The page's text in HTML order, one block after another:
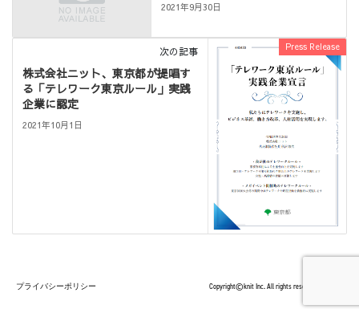
2021年9月30日
Press Release
次の記事
株式会社ニット、東京都が提唱す
る「テレワーク東京ルール」実践
企業に認定
2021年10月1日
プライバシーポリシー Copyright©knit Inc. All rights reserved.